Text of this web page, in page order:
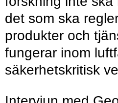
det som ska
produkter och
fungerar inom
säkerhetskritisk